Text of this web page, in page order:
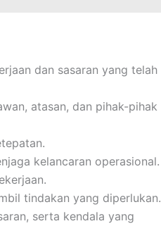
dan sasaran yang telah
atasan, dan pihak-pihak
kelancaran operasional.
tindakan yang diperlukan.
serta kendala yang